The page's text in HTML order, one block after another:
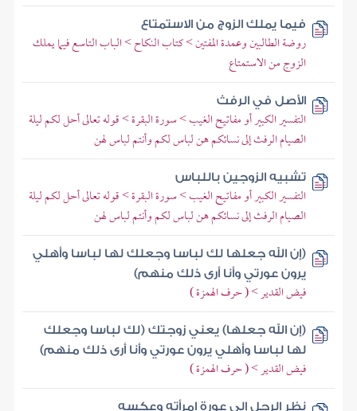
فيما يملك الزوج من الاستمتاع
روضة الطالبين وعمدة المفتين > كتاب النكاح > الباب التاسع فيما يملك
الزوج من الاستمتاع
الأصل في الرفث
التفسير الكبير أو مفاتيح الغيب > سورة البقرة > قوله تعالى أحل لكم ليلة
الصيام الرفث إلى نسائكم هن لباس لكم وأنتم لباس لهن
تشبيه الزوجين باللباس
التفسير الكبير أو مفاتيح الغيب > سورة البقرة > قوله تعالى أحل لكم ليلة
الصيام الرفث إلى نسائكم هن لباس لكم وأنتم لباس لهن
(إن الله جعلها لك لباسا وجعلك لها لباسا وأهلي
يرون عورتي وأنا أرى ذلك منهم)
فيض القدير > ( حرف الهمزة )
(إن الله جعلها) يعني زوجتك (لك لباسا وجعلك
لها لباسا وأهلي يرون عورتي وأنا أرى ذلك منهم)
فيض القدير > ( حرف الهمزة )
نظر الرجل إلى عورة امرأته وعكسه